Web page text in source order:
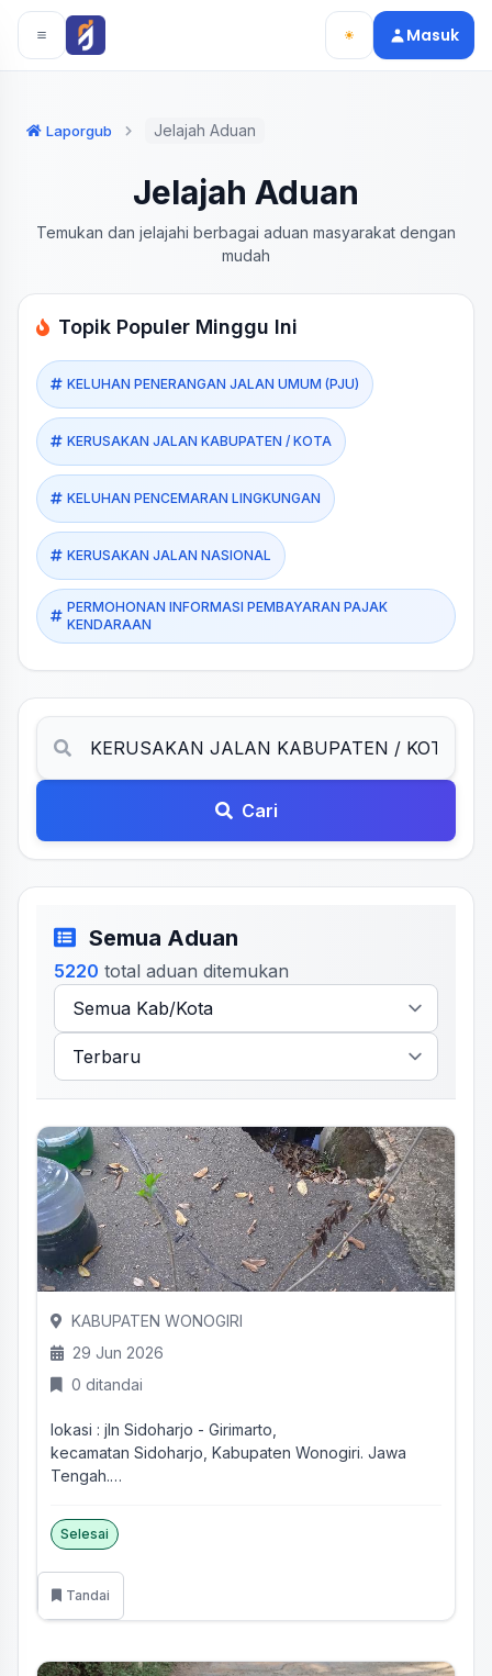
Langsung ke konten utama
Langsung ke navigasi
Masuk
Laporgub Jelajah Aduan
Jelajah Aduan
Temukan dan jelajahi berbagai aduan masyarakat dengan
mudah
Topik Populer Minggu Ini
KELUHAN PENERANGAN JALAN UMUM (PJU)
KERUSAKAN JALAN KABUPATEN / KOTA
KELUHAN PENCEMARAN LINGKUNGAN
KERUSAKAN JALAN NASIONAL
PERMOHONAN INFORMASI PEMBAYARAN PAJAK
KENDARAAN
Cari
Semua Aduan
5220 total aduan ditemukan
KABUPATEN WONOGIRI
29 Jun 2026
0 ditandai
lokasi : jln Sidoharjo - Girimarto,
kecamatan Sidoharjo, Kabupaten Wonogiri. Jawa
Tengah.
Selesai
Tandai